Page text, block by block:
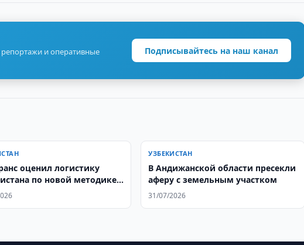
и оперативные
Подписывайтесь на наш канал
оценил логистику
по новой методике
УЗБЕКИСТАН
В Андижанской области пресекли
аферу с земельным участком
31/07/2026